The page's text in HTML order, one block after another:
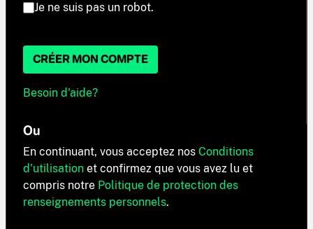
Je ne suis pas un robot.
CRÉER MON COMPTE
Besoin d'aide?
Ou
En continuant, vous acceptez nos Conditions
d'utilisation et confirmez que vous avez lu et
compris notre Politique de protection des
renseignements personnels.